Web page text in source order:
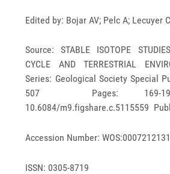
Edited by: Bojar AV; Pelc A; Lecuyer C
Source: STABLE ISOTOPE
CYCLE AND TERRESTRIAL
Series: Geological Society Special
507 Pages:
10.6084/m9.figshare.c.5115559
Accession Number:
ISSN: 0305-8719